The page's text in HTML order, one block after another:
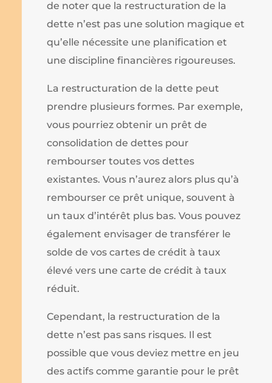
de noter que la restructuration de la
dette n’est pas une solution magique et
qu’elle nécessite une planification et
une discipline financières rigoureuses.
La restructuration de la dette peut
prendre plusieurs formes. Par exemple,
vous pourriez obtenir un prêt de
consolidation de dettes pour
rembourser toutes vos dettes
existantes. Vous n’aurez alors plus qu’à
rembourser ce prêt unique, souvent à
un taux d’intérêt plus bas. Vous pouvez
également envisager de transférer le
solde de vos cartes de crédit à taux
élevé vers une carte de crédit à taux
réduit.
Cependant, la restructuration de la
dette n’est pas sans risques. Il est
possible que vous deviez mettre en jeu
des actifs comme garantie pour le prêt